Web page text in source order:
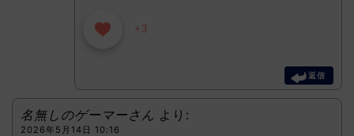
+3
返信
名無しのゲーマーさん より:
2026年5月14日 10:16